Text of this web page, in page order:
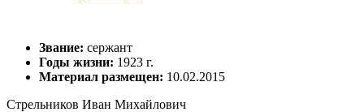
Звание: сержант
Годы жизни: 1923 г.
Материал размещен: 10.02.2015
Стрельников Иван Михайлович